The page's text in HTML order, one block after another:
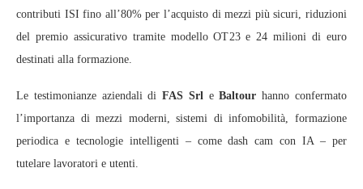
contributi ISI fino all’80% per l’acquisto di mezzi più sicuri, riduzioni
del premio assicurativo tramite modello OT23 e 24 milioni di euro
destinati alla formazione.
Le testimonianze aziendali diFAS SrleBaltour hanno confermato
l’importanza di mezzi moderni, sistemi di infomobilità, formazione
periodica e tecnologie intelligenti – come dash cam con IA – per
tutelare lavoratori e utenti.